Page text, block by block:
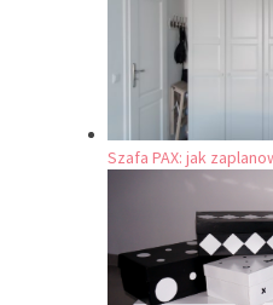
Szafa PAX: jak